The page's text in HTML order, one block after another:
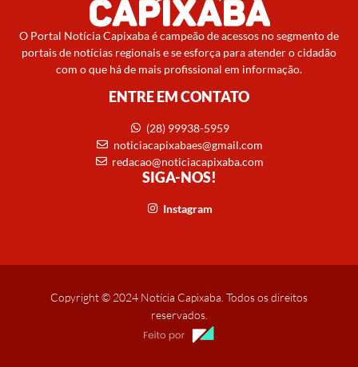
O Portal Notícia Capixaba é campeão de acessos no segmento de
portais de notícias regionais e se esforça para atender o cidadão
com o que há de mais profissional em informação.
ENTRE EM CONTATO
(28) 99938-5959
noticiacapixabaes@gmail.com
redacao@noticiacapixaba.com
SIGA-NOS!
Instagram
Copyright © 2024 Notícia Capixaba. Todos os direitos
reservados.